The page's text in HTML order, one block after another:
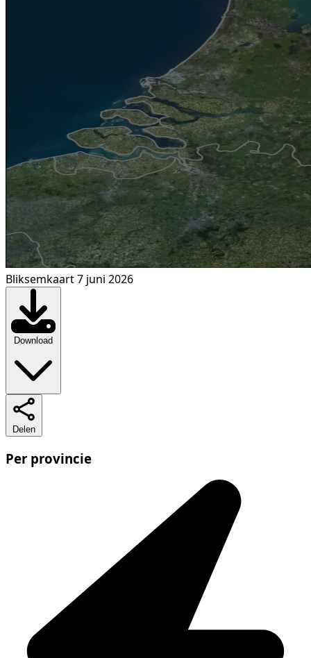
Bliksemkaart 7 juni 2026
Download
Delen
Per provincie